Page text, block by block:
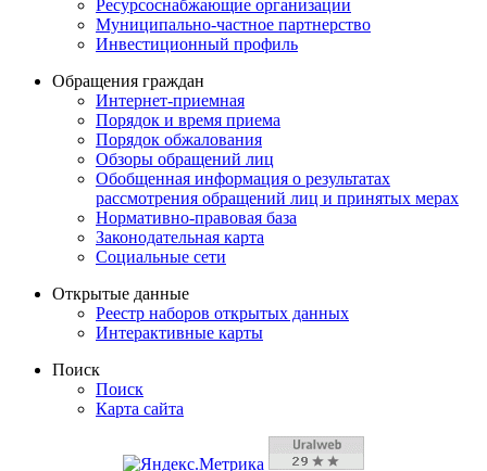
Ресурсоснабжающие организации
Муниципально-частное партнерство
Инвестиционный профиль
Обращения граждан
Интернет-приемная
Порядок и время приема
Порядок обжалования
Обзоры обращений лиц
Обобщенная информация о результатах
рассмотрения обращений лиц и принятых мерах
Нормативно-правовая база
Законодательная карта
Социальные сети
Открытые данные
Реестр наборов открытых данных
Интерактивные карты
Поиск
Поиск
Карта сайта